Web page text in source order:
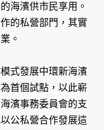
海濱供市民享用。
的私營部門，其實
。
式發展中環新海濱
首個試點，以此嶄
濱事務委員會的支
公私營合作發展這